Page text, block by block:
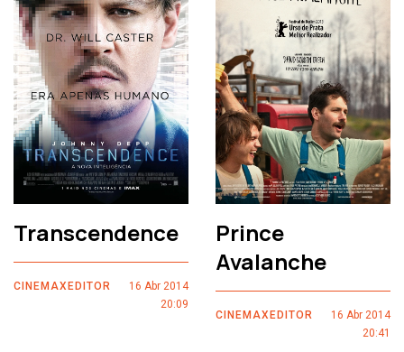
Transcendence
CINEMAXEDITOR
16 Abr 2014
20:09
Prince
Avalanche
CINEMAXEDITOR
16 Abr 2014
20:41